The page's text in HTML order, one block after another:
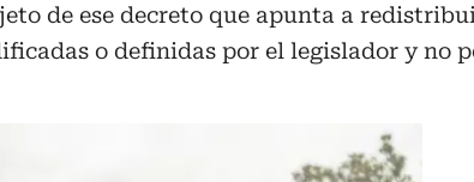
de ese decreto que apunta a
o definidas por el legislador y no